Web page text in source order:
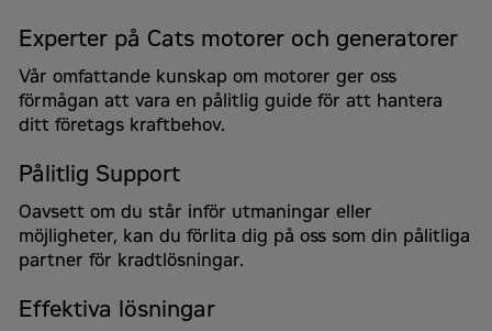
Ditt meddelande
Här kan du skriva dina frågor eller ett meddelande
Experter på Cats motorer och generatorer
Vår omfattande kunskap om motorer ger oss
förmågan att vara en pålitlig guide för att hantera
ditt företags kraftbehov.
Pålitlig Support
Oavsett om du står inför utmaningar eller
möjligheter, kan du förlita dig på oss som din pålitliga
partner för kradtlösningar.
Effektiva lösningar